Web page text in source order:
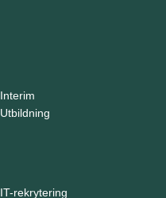
Interim
Utbildning
IT-rekrytering